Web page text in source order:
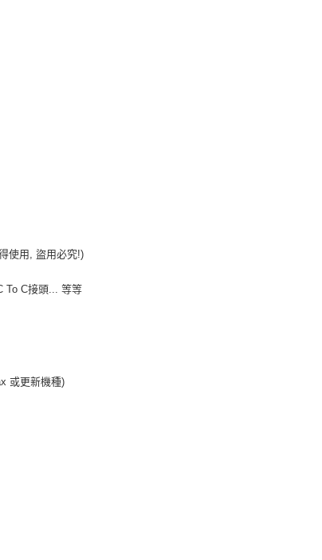
使用, 盜用必究!)
To C接頭... 等等
或更新機種)